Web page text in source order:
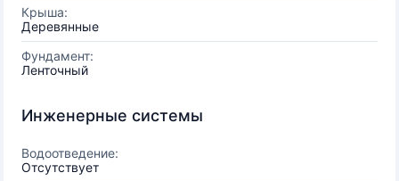
Крыша:
Деревянные
Фундамент:
Ленточный
Инженерные системы
Водоотведение:
Отсутствует